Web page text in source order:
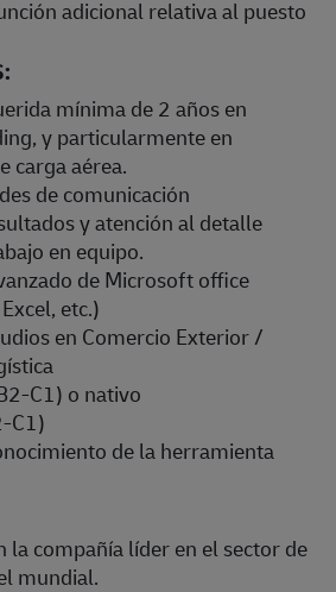
adicional relativa al puesto
mínima de 2 años en
y particularmente en
carga aérea.
de comunicación
y atención al detalle
en equipo.
de Microsoft office
etc.)
en Comercio Exterior /
C1) o nativo
C1)
de la herramienta
la compañía líder en el sector de
mundial.